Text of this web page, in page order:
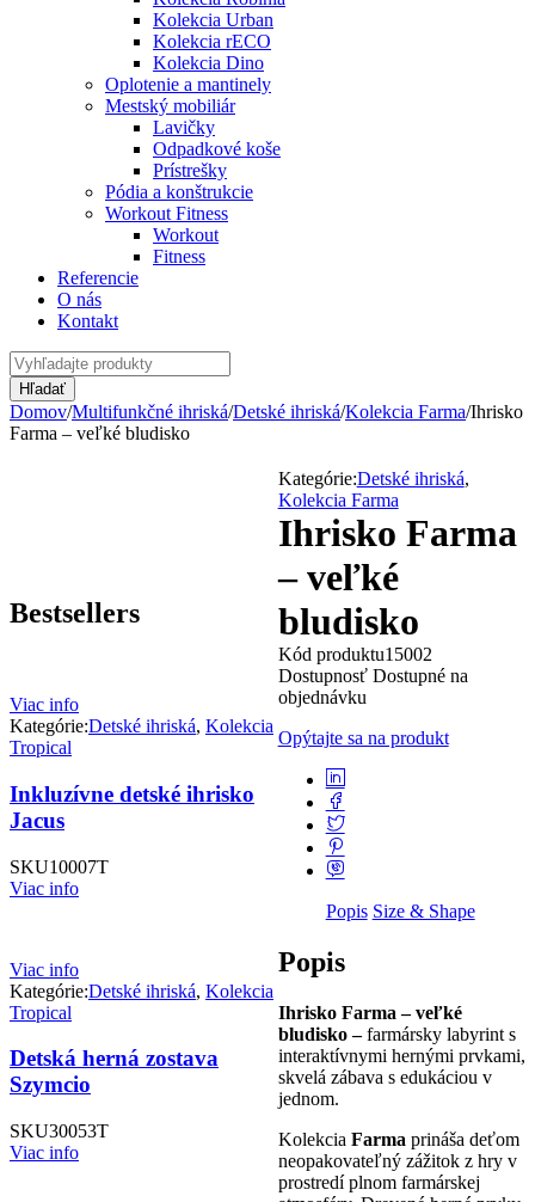
Kolekcia Urban
Kolekcia rECO
Kolekcia Dino
Oplotenie a mantinely
Mestský mobiliár
Lavičky
Odpadkové koše
Prístrešky
Pódia a konštrukcie
Workout Fitness
Workout
Fitness
Referencie
O nás
Kontakt
Domov/Multifunkčné ihriská/Detské ihriská/Kolekcia Farma/Ihrisko
Farma – veľké bludisko
Kategórie:Detské ihriská,
Kolekcia Farma
Ihrisko Farma
– veľké
bludisko
Kód produktu15002
Dostupnosť Dostupné na
objednávku
Opýtajte sa na produkt
Popis Size & Shape
Popis
Ihrisko Farma – veľké
bludisko –farmársky labyrint s
interaktívnymi hernými prvkami,
skvelá zábava s edukáciou v
jednom.
Kolekcia Farma prináša deťom
neopakovateľný zážitok z hry v
prostredí plnom farmárskej
Bestsellers
Viac info
Kategórie:Detské ihriská, Kolekcia
Tropical
Inkluzívne detské ihrisko
Jacus
SKU10007T
Viac info
Viac info
Kategórie:Detské ihriská, Kolekcia
Tropical
Detská herná zostava
Szymcio
SKU30053T
Viac info